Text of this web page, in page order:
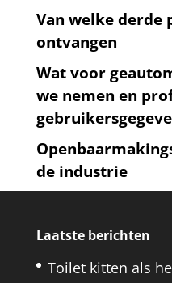
Van welke derde
ontvangen
Wat voor
we nemen en
de industrie
Laatste berichten
Toilet kitten als